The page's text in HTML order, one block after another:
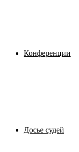
Конференции
Досье судей